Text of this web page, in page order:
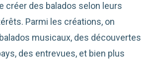
créer des balados selon leurs
Parmi les créations, on
musicaux, des découvertes
des entrevues, et bien plus